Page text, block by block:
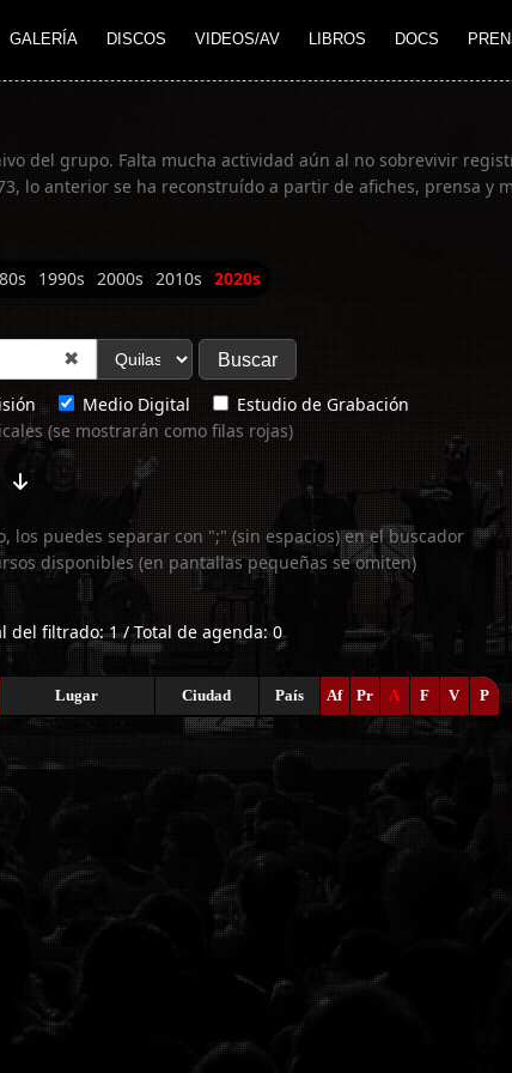
GALERÍA DISCOS VIDEOS/AV LIBROS DOCS
del grupo. Falta mucha actividad aún al no sobrevivir
lo anterior se ha reconstruído a partir de afiches, prensa y
1990s 2000s 2010s 2020s
✖
Medio Digital
Estudio de Grabación
(se mostrarán como filas rojas)
puedes separar con ";" (sin espacios) en el buscador
disponibles (en pantallas pequeñas se omiten)
del filtrado: 1 / Total de agenda: 0
Lugar Ciudad País Af Pr A F V P